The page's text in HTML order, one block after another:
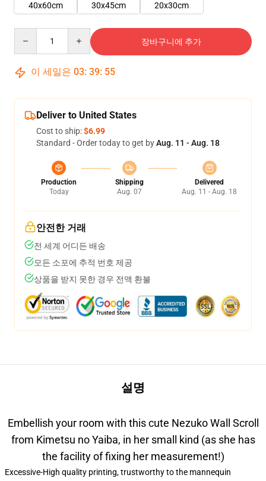
40x60cm
30x45cm 20x30cm
장바구니에 추가
이 세일은 03: 39: 54
Deliver to United States
Cost to ship:$6.99
Standard - Order today to get byAug. 11 - Aug. 18
Production
Today
Shipping
Aug. 07
Delivered
Aug. 11 - Aug. 18
안전한 거래
전 세계 어디든 배송
모든 소포에 추적 번호 제공
상품을 받지 못한 경우 전액 환불
설명
Embellish your room with this cute Nezuko Wall Scroll
from Kimetsu no Yaiba, in her small kind (as she has
the facility of fixing her measurement!)
Excessive-High quality printing, trustworthy to the mannequin